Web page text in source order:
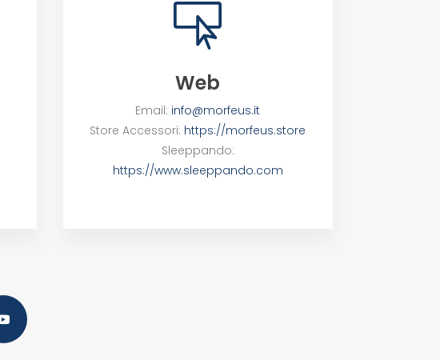

Web
Email: info@morfeus.it
Store Accessori: https://morfeus.store
Sleeppando:
https://www.sleeppando.com